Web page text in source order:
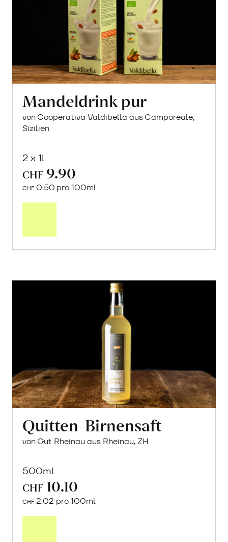
Mandeldrink pur
von Cooperativa Valdibella aus Camporeale,
Sizilien
2 x 1l
CHF 9.90
CHF 0.50 pro 100ml
Quitten-Birnensaft
von Gut Rheinau aus Rheinau, ZH
500ml
CHF 10.10
CHF 2.02 pro 100ml